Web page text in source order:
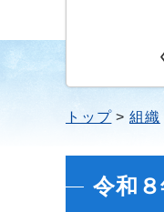
トップ 組織
令和